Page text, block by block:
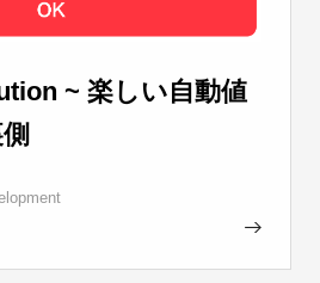
~ 楽しい自動値